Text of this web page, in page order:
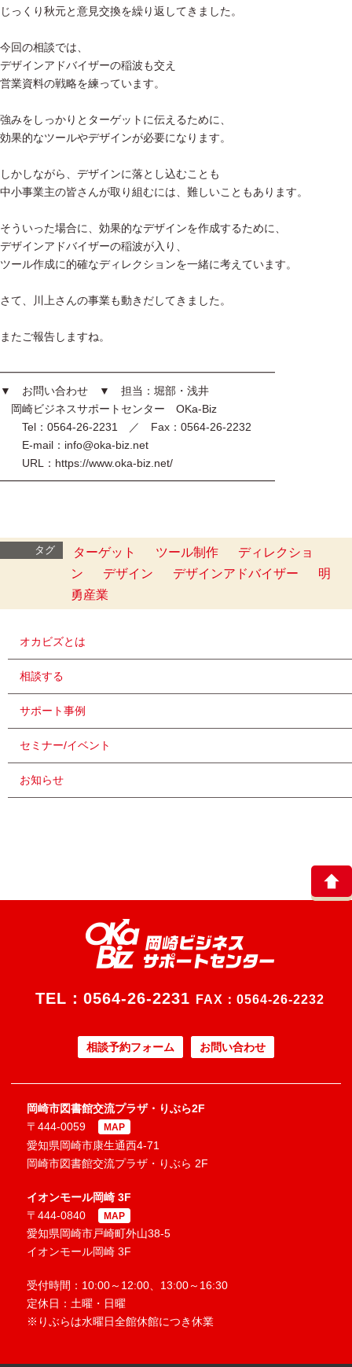
じっくり秋元と意見交換を繰り返してきました。
今回の相談では、
デザインアドバイザーの稲波も交え
営業資料の戦略を練っています。
強みをしっかりとターゲットに伝えるために、
効果的なツールやデザインが必要になります。
しかしながら、デザインに落とし込むことも
中小事業主の皆さんが取り組むには、難しいこともあります。
そういった場合に、効果的なデザインを作成するために、
デザインアドバイザーの稲波が入り、
ツール作成に的確なディレクションを一緒に考えています。
さて、川上さんの事業も動きだしてきました。
またご報告しますね。
━━━━━━━━━━━━━━━━━━━━━━━━━
▼ お問い合わせ ▼ 担当：堀部・浅井
岡崎ビジネスサポートセンター OKa-Biz
Tel：0564-26-2231 ／ Fax：0564-26-2232
E-mail：info@oka-biz.net
URL：https://www.oka-biz.net/
━━━━━━━━━━━━━━━━━━━━━━━━━
タグ ターゲット ツール制作
ディレクショ
ン
デザイン デザインアドバイザー
明
勇産業
オカビズとは
相談する
サポート事例
セミナー/イベント
お知らせ
TEL： 0564-26-2231 FAX：0564-26-2232
相談予約フォーム お問い合わせ
岡崎市図書館交流プラザ・りぶら2F
〒444-0059
MAP
愛知県岡崎市康生通西4-71
岡崎市図書館交流プラザ・りぶら 2F
イオンモール岡崎 3F
〒444-0840
MAP
愛知県岡崎市戸崎町外山38-5
イオンモール岡崎 3F
受付時間：10:00～12:00、13:00～16:30
定休日：土曜・日曜
※りぶらは水曜日全館休館につき休業